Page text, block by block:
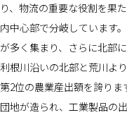
り、物流の重要な役割を果
内中心部で分岐しています
が多く集まり、さらに北部
利根川沿いの北部と荒川よ
第2位の農業産出額を誇り
団地が造られ、工業製品の